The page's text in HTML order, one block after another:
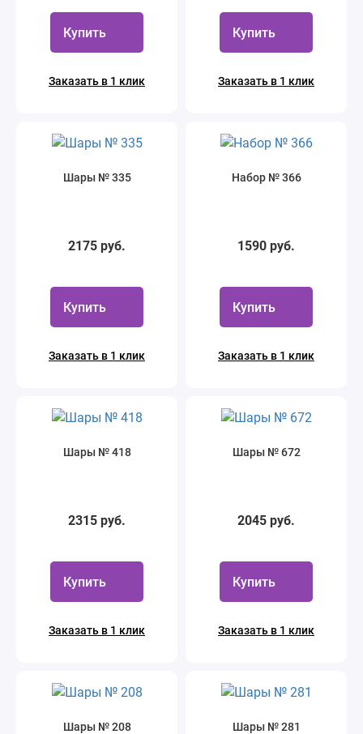
Купить
Заказать в 1 клик
Купить
Заказать в 1 клик
Шары № 335
2175 руб.
Купить
Заказать в 1 клик
Набор № 366
1590 руб.
Купить
Заказать в 1 клик
Шары № 418
2315 руб.
Купить
Заказать в 1 клик
Шары № 672
2045 руб.
Купить
Заказать в 1 клик
Шары № 208 Шары № 281